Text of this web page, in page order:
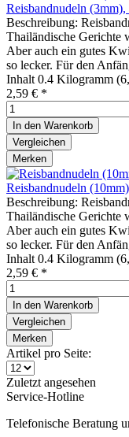
Reisbandnudeln (3mm),
Beschreibung:
Thailändische Gerichte
Aber auch ein gutes
so lecker. Für den
Inhalt 0.4 Kilogramm
2,59 € *
In den Warenkorb
Vergleichen
Merken
Reisbandnudeln
Beschreibung:
Thailändische Gerichte
Aber auch ein gutes
so lecker. Für den
Inhalt 0.4 Kilogramm
2,59 € *
In den Warenkorb
Vergleichen
Merken
Artikel pro Seite:
Zuletzt angesehen
Service-Hotline
Telefonische Beratung